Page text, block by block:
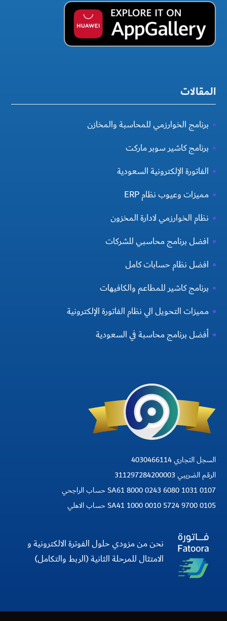
المقالات
برنامج الخوارزمي للمحاسبة والمخازن
برنامج كاشير سوبر ماركت
الفاتورة الإلكترونية السعودية
مميزات وعيوب نظام ERP
نظام الخوارزمي لادارة المخزون
افضل برنامج محاسبي للشركات
افضل نظام حسابات كامل
برنامج كاشير للمطاعم والكافيهات
مميزات التحويل الي نظام الفاتورة الإلكترونية
أفضل برنامج محاسبة في السعودية
السجل التجاري 4030466114
الرقم الضريبي 311297284200003
SA61 8000 0243 6080 1031 0107 حساب الراجحي
SA41 1000 0010 5724 9700 0105 حساب الاهلي
نحن من مزودي حلول الفوترة الالكترونية و
الامتثال للمرحلة الثانية (الربط والتكامل)